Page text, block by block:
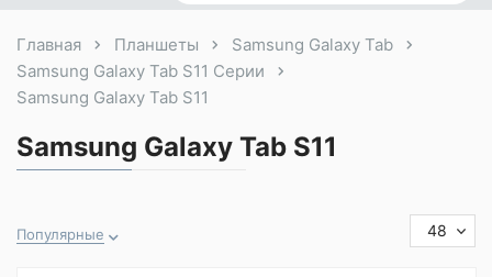
Главная Планшеты
Samsung Galaxy Tab
Samsung Galaxy Tab S11 Серии
Samsung Galaxy Tab S11
Samsung Galaxy Tab S11
Популярные 48